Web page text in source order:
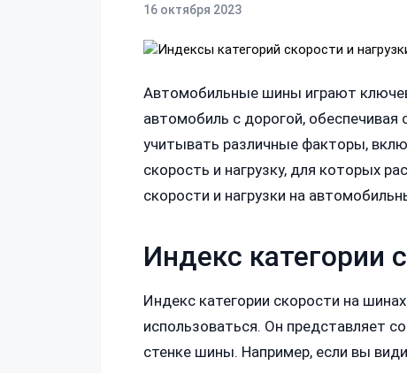
16 октября 2023
Автомобильные шины играют
автомобиль с дорогой,
учитывать различные факторы,
скорость и нагрузку, для которых
скорости и нагрузки на
Индекс категории
Индекс категории скорости на
использоваться. Он представляет
стенке шины. Например, если вы